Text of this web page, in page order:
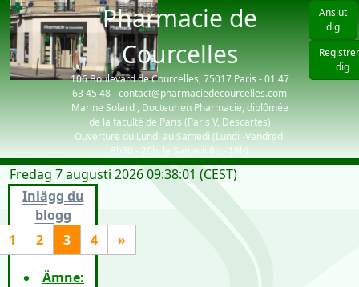
Pharmacie de
Courcelles
106 Boulevard de Courcelles, 75017 Paris - 01 47
63 45 48 - contact@pharmaciedecourcelles.com
Marine Solard , Docteur en Pharmacie, diplômée
de la faculté de Paris (Paris V, Descartes)
Ouverture du Lundi au Samedi (Lundi -Vendredi
8h30 - 20h, le Samedi 9h - 19h)
Anslut
dig
dig
Fredag 7 augusti 2026 09:38:01 (CEST)
Inlägg du
blogg
1
2 3 4 »
Ämne: